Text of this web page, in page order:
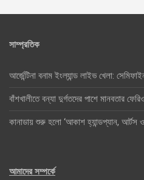
সাম্প্রতিক
আর্জেন্টিনা বনাম ইংল্যান্ড লাইভ খেলা:
বাঁশখালীতে বন্যা দুর্গতদের পাশে মানবতার
কানাডায় শুরু হলো ‘আকাশ হ্যান্ডপ্যান, আর্টস
আমাদের সম্পর্কে